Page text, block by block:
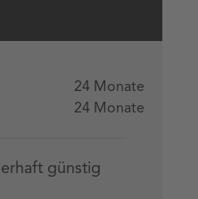
24 Monate
24 Monate
günstig